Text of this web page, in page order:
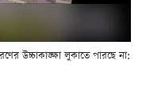
উচ্চাকাঙ্ক্ষা লুকাতে পারছে না: